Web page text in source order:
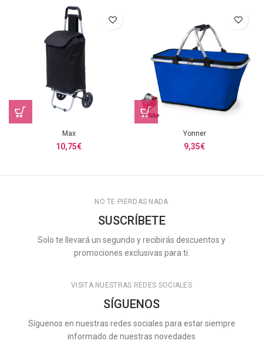
Max
10,75€
Yonner
9,35€
NO TE PIERDAS NADA
SUSCRÍBETE
Solo te llevará un segundo y recibirás descuentos y
promociones exclusivas para ti.
VISITA NUESTRAS REDES SOCIALES
SÍGUENOS
Síguenos en nuestras redes sociales para estar siempre
informado de nuestras novedades